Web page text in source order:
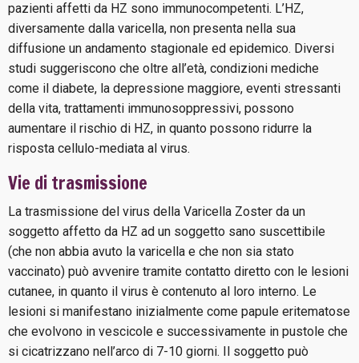
pazienti affetti da HZ sono immunocompetenti. L’HZ,
diversamente dalla varicella, non presenta nella sua
diffusione un andamento stagionale ed epidemico. Diversi
studi suggeriscono che oltre all’età, condizioni mediche
come il diabete, la depressione maggiore, eventi stressanti
della vita, trattamenti immunosoppressivi, possono
aumentare il rischio di HZ, in quanto possono ridurre la
risposta cellulo-mediata al virus.
Vie di trasmissione
La trasmissione del virus della Varicella Zoster da un
soggetto affetto da HZ ad un soggetto sano suscettibile
(che non abbia avuto la varicella e che non sia stato
vaccinato) può avvenire tramite contatto diretto con le lesioni
cutanee, in quanto il virus è contenuto al loro interno. Le
lesioni si manifestano inizialmente come papule eritematose
che evolvono in vescicole e successivamente in pustole che
si cicatrizzano nell’arco di 7-10 giorni. Il soggetto può